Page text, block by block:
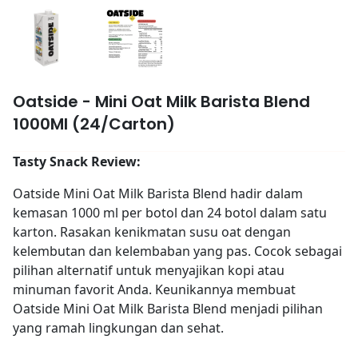
Oatside - Mini Oat Milk Barista Blend
1000Ml (24/Carton)
Tasty Snack Review:
Oatside Mini Oat Milk Barista Blend hadir dalam
kemasan 1000 ml per botol dan 24 botol dalam satu
karton. Rasakan kenikmatan susu oat dengan
kelembutan dan kelembaban yang pas. Cocok sebagai
pilihan alternatif untuk menyajikan kopi atau
minuman favorit Anda. Keunikannya membuat
Oatside Mini Oat Milk Barista Blend menjadi pilihan
yang ramah lingkungan dan sehat.